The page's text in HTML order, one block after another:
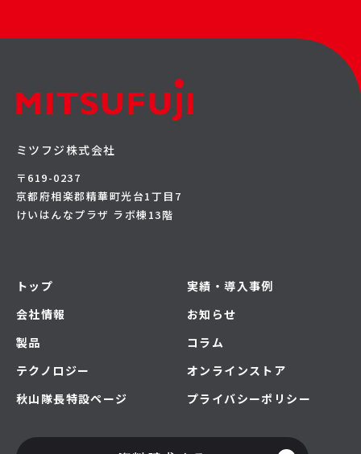
ミツフジ株式会社
〒619-0237
京都府相楽郡精華町光台1丁目7
けいはんなプラザ ラボ棟13階
トップ
会社情報
製品
テクノロジー
秋山隊長特設ページ
実績・導入事例
お知らせ
コラム
オンラインストア
プライバシーポリシー